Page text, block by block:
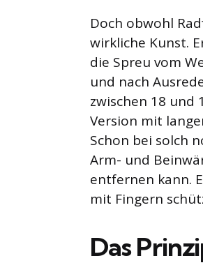
Doch obwohl
wirkliche Kunst.
die Spreu vom
und nach
zwischen 18 und
Version mit
Schon bei solch
Arm- und
entfernen kann.
mit Fingern
Das